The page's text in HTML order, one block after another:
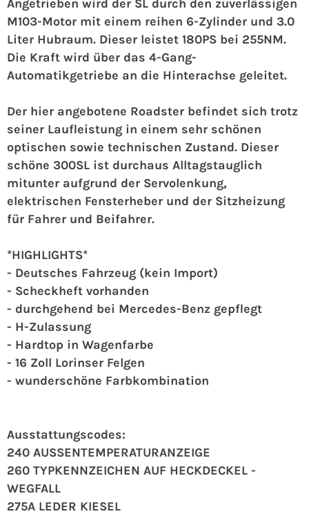
Angetrieben wird der SL durch den zuverlässigen
M103-Motor mit einem reihen 6-Zylinder und 3.0
Liter Hubraum. Dieser leistet 180PS bei 255NM.
Die Kraft wird über das 4-Gang-
Automatikgetriebe an die Hinterachse geleitet.
Der hier angebotene Roadster befindet sich trotz
seiner Laufleistung in einem sehr schönen
optischen sowie technischen Zustand. Dieser
schöne 300SL ist durchaus Alltagstauglich
mitunter aufgrund der Servolenkung,
elektrischen Fensterheber und der Sitzheizung
für Fahrer und Beifahrer.
*HIGHLIGHTS*
- Deutsches Fahrzeug (kein Import)
- Scheckheft vorhanden
- durchgehend bei Mercedes-Benz gepflegt
- H-Zulassung
- Hardtop in Wagenfarbe
- 16 Zoll Lorinser Felgen
- wunderschöne Farbkombination
Ausstattungscodes:
240 AUSSENTEMPERATURANZEIGE
260 TYPKENNZEICHEN AUF HECKDECKEL -
WEGFALL
275A LEDER KIESEL